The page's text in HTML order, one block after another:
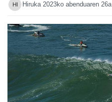
Hiruka 2023ko abenduaren 26a